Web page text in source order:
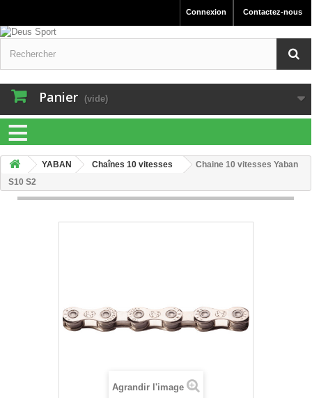
Contactez-nous
Connexion
Panier (vide)
≡
YABAN Chaînes 10 vitesses
Chaine 10 vitesses Yaban
S10 S2
Agrandir l'image